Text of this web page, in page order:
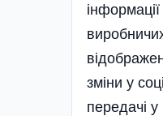
зміни у
передачі